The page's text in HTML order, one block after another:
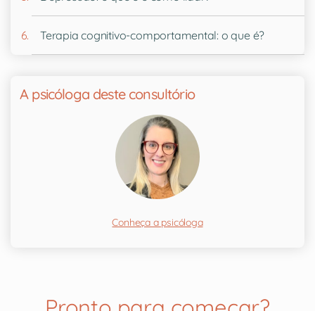
Terapia cognitivo-comportamental: o que é?
A psicóloga deste consultório
Conheça a psicóloga